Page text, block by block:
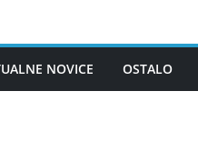
NOVICE OSTALO